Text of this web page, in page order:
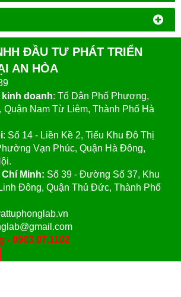
ĐẦU TƯ PHÁT TRIỂN
AN HÒA
doanh: Tổ Dân Phố Phượng,
Quận Nam Từ Liêm, Thành Phố Hà
: Số 14 - Liền Kề 2, Tiểu Khu Đô Thị
Vạn Phúc, Quận Hà Đông,
Chí Minh: Số 39 - Đường Số 37, Khu
Đông, Quận Thủ Đức, Thành Phố
- 0903.07.1102